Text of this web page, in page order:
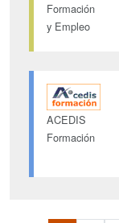
Formación
y Empleo
ACEDIS
Formación